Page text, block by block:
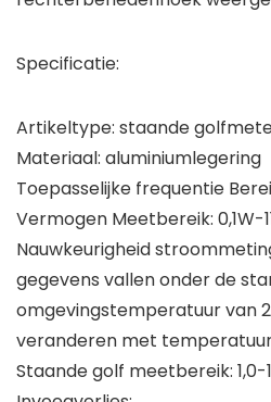
Specificatie:
Artikeltype: staande
Materiaal: aluminiumlegering
Toepasselijke frequentie
Vermogen Meetbereik: 0,1W-
Nauwkeurigheid
gegevens vallen onder de
omgevingstemperatuur van
veranderen met
Staande golf meetbereik: 1,0-